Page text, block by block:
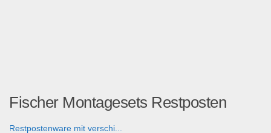
Fischer Montagesets Restposten
Restpostenware mit verschi...